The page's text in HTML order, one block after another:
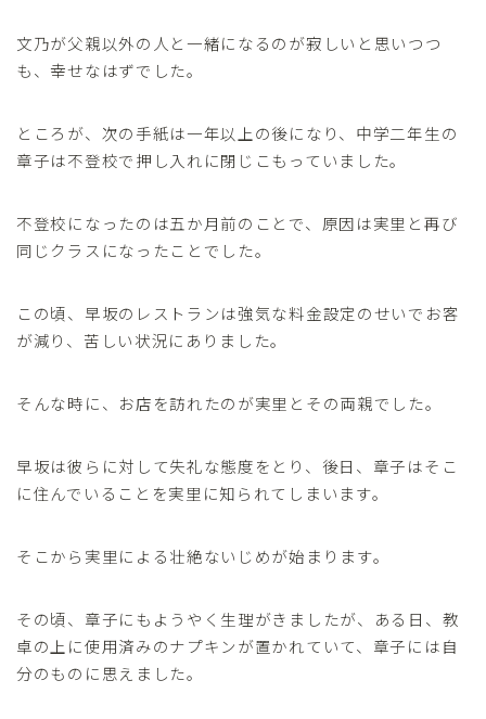
文乃が父親以外の人と一緒になるのが寂しいと思いつつ
も、幸せなはずでした。
ところが、次の手紙は一年以上の後になり、中学二年生の
章子は不登校で押し入れに閉じこもっていました。
不登校になったのは五か月前のことで、原因は実里と再び
同じクラスになったことでした。
この頃、早坂のレストランは強気な料金設定のせいでお客
が減り、苦しい状況にありました。
そんな時に、お店を訪れたのが実里とその両親でした。
早坂は彼らに対して失礼な態度をとり、後日、章子はそこ
に住んでいることを実里に知られてしまいます。
そこから実里による壮絶ないじめが始まります。
その頃、章子にもようやく生理がきましたが、ある日、教
卓の上に使用済みのナプキンが置かれていて、章子には自
分のものに思えました。